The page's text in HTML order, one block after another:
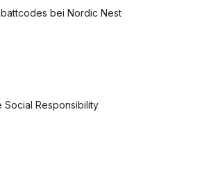
bei Nordic Nest
Social Responsibility